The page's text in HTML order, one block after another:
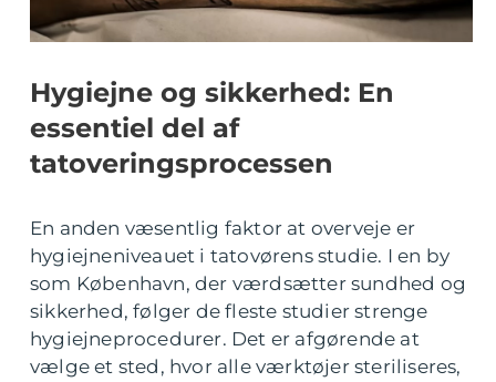
Hygiejne og sikkerhed: En
essentiel del af
tatoveringsprocessen
En anden væsentlig faktor at overveje er
hygiejneniveauet i tatovørens studie. I en by
som København, der værdsætter sundhed og
sikkerhed, følger de fleste studier strenge
hygiejneprocedurer. Det er afgørende at
vælge et sted, hvor alle værktøjer steriliseres,